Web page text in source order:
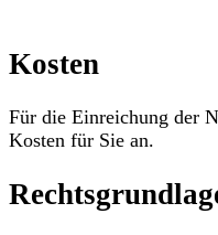
Kosten
Für die Einreichung der
Kosten für Sie an.